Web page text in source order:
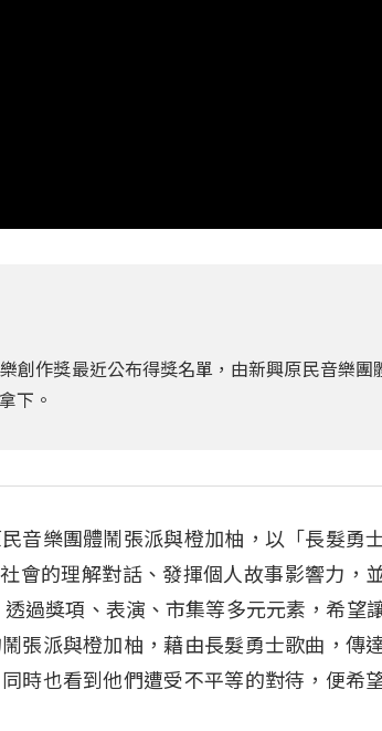
創作獎最近公布得獎名單，由新興原民音樂團
下。
音樂團體鬧張派與橙加柚，以「長髮勇
會的理解對話、發揮個人故事影響力，
過獎項、表演、市集等多元元素，希望
張派與橙加柚，藉由長髮勇士歌曲，傳
時也看到他們遭受不平等的對待，便希